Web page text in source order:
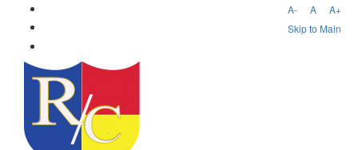
A- A
A+
Skip to Main